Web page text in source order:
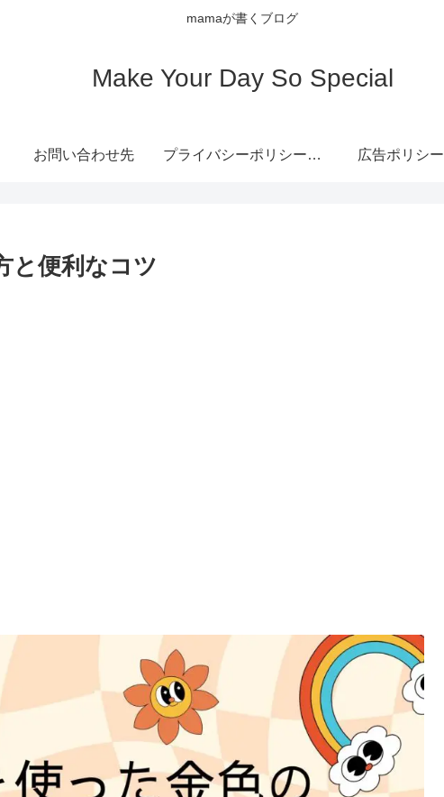
mamaが書くブログ
Make Your Day So Special
お問い合わせ先 プライバシーポリシー・免責事項 広告ポリシー
と便利なコツ